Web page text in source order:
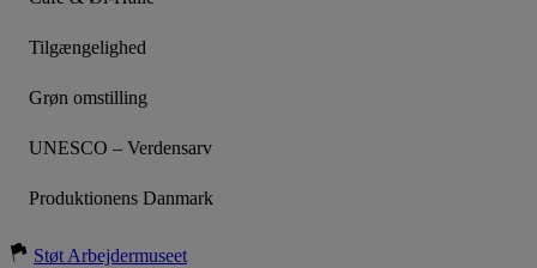
Tilgængelighed
Grøn omstilling
UNESCO – Verdensarv
Produktionens Danmark
Støt Arbejdermuseet